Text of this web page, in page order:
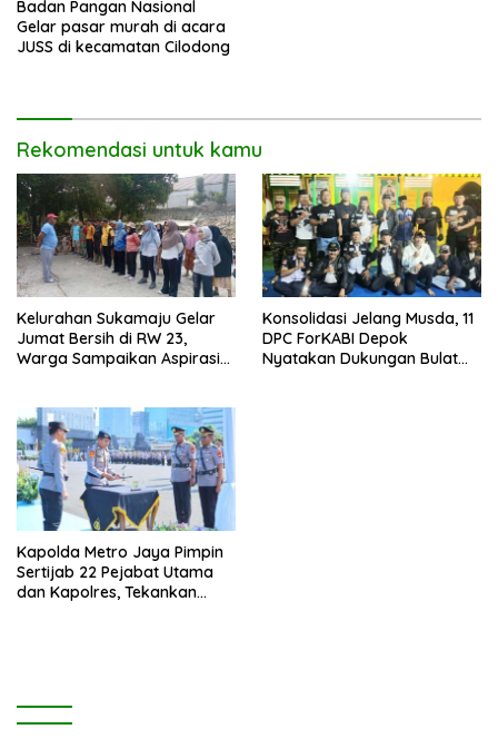
Badan Pangan Nasional
Gelar pasar murah di acara
JUSS di kecamatan Cilodong
Rekomendasi untuk kamu
Kelurahan Sukamaju Gelar
Jumat Bersih di RW 23,
Warga Sampaikan Aspirasi
Konsolidasi Jelang Musda, 11
DPC ForKABI Depok
Nyatakan Dukungan Bulat
Kapolda Metro Jaya Pimpin
Sertijab 22 Pejabat Utama
dan Kapolres, Tekankan